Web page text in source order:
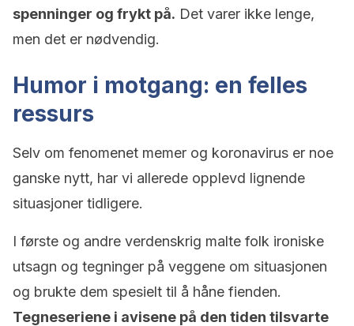
spenninger og frykt på. Det varer ikke lenge,
men det er nødvendig.
Humor i motgang: en felles
ressurs
Selv om fenomenet memer og koronavirus er noe
ganske nytt, har vi allerede opplevd lignende
situasjoner tidligere.
I første og andre verdenskrig malte folk ironiske
utsagn og tegninger på veggene om situasjonen
og brukte dem spesielt til å håne fienden.
Tegneseriene i avisene på den tiden tilsvarte